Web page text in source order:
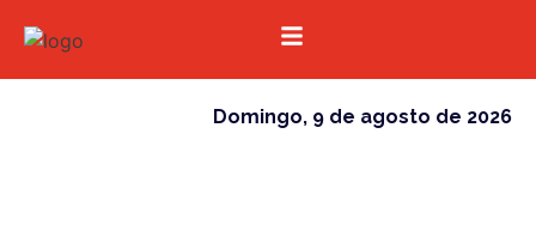
domingo, 9 de agosto de 2026